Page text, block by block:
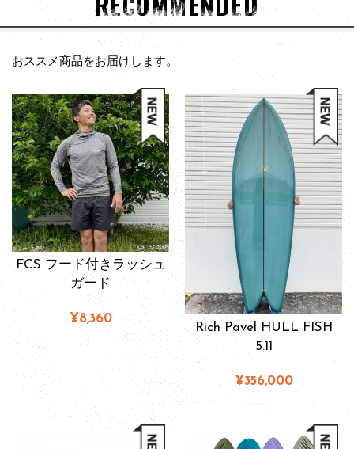
おススメ商品をお届けします。
FCS フード付きラッシュ
ガード
¥8,360
Rich Pavel HULL FISH
5.11
¥356,000